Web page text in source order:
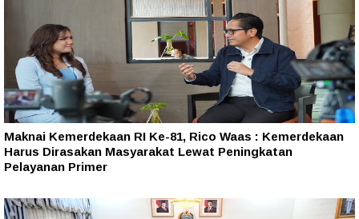
Maknai Kemerdekaan RI Ke-81, Rico Waas : Kemerdekaan
Harus Dirasakan Masyarakat Lewat Peningkatan
Pelayanan Primer